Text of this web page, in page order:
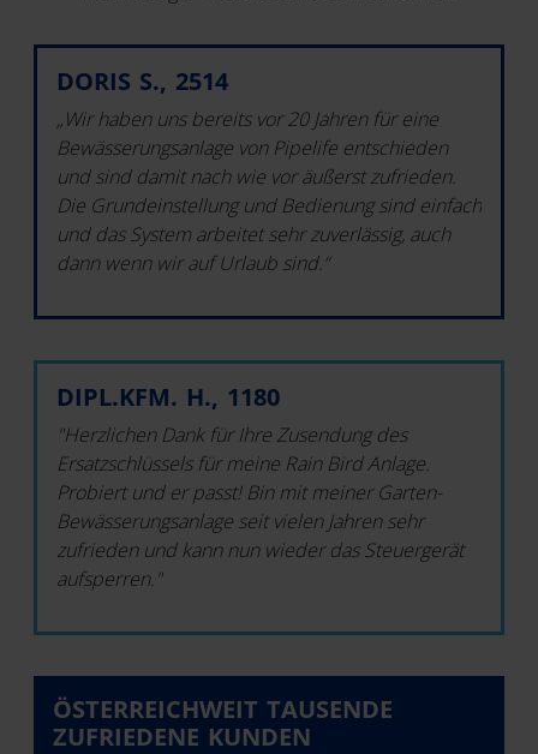
DORIS S., 2514
„Wir haben uns bereits vor 20 Jahren für eine
Bewässerungsanlage von Pipelife entschieden
und sind damit nach wie vor äußerst zufrieden.
Die Grundeinstellung und Bedienung sind einfach
und das System arbeitet sehr zuverlässig, auch
dann wenn wir auf Urlaub sind.“
DIPL.KFM. H., 1180
"Herzlichen Dank für Ihre Zusendung des
Ersatzschlüssels für meine Rain Bird Anlage.
Probiert und er passt! Bin mit meiner Garten-
Bewässerungsanlage seit vielen Jahren sehr
zufrieden und kann nun wieder das Steuergerät
aufsperren."
ÖSTERREICHWEIT TAUSENDE
ZUFRIEDENE KUNDEN